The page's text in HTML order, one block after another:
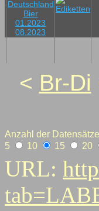
< Br-Di
Anzahl der
5
10 15 20
URL: